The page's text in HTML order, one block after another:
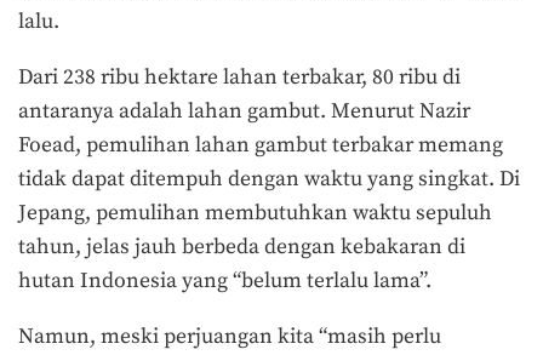
lalu.
Dari 238 ribu hektare lahan terbakar, 80 ribu di
antaranya adalah lahan gambut. Menurut Nazir
Foead, pemulihan lahan gambut terbakar memang
tidak dapat ditempuh dengan waktu yang singkat. Di
Jepang, pemulihan membutuhkan waktu sepuluh
tahun, jelas jauh berbeda dengan kebakaran di
hutan Indonesia yang “belum terlalu lama”.
Namun, meski perjuangan kita “masih perlu